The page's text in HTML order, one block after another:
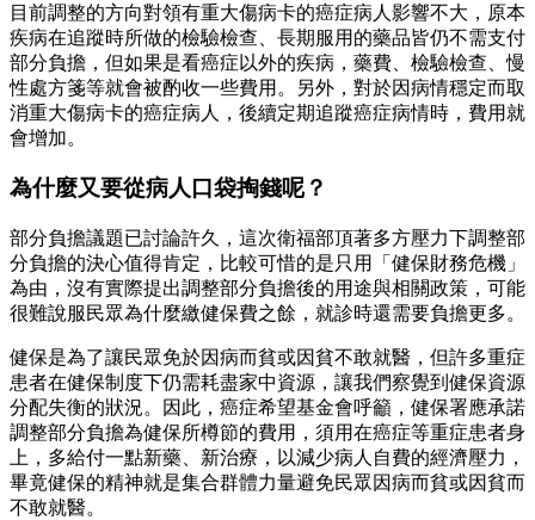
目前調整的方向對領有重大傷病卡的癌症病人影響不大，原本
疾病在追蹤時所做的檢驗檢查、長期服用的藥品皆仍不需支付
部分負擔，但如果是看癌症以外的疾病，藥費、檢驗檢查、慢
性處方箋等就會被酌收一些費用。另外，對於因病情穩定而取
消重大傷病卡的癌症病人，後續定期追蹤癌症病情時，費用就
會增加。
為什麼又要從病人口袋掏錢呢？
部分負擔議題已討論許久，這次衛福部頂著多方壓力下調整部
分負擔的決心值得肯定，比較可惜的是只用「健保財務危機」
為由，沒有實際提出調整部分負擔後的用途與相關政策，可能
很難說服民眾為什麼繳健保費之餘，就診時還需要負擔更多。
健保是為了讓民眾免於因病而貧或因貧不敢就醫，但許多重症
患者在健保制度下仍需耗盡家中資源，讓我們察覺到健保資源
分配失衡的狀況。因此，癌症希望基金會呼籲，健保署應承諾
調整部分負擔為健保所樽節的費用，須用在癌症等重症患者身
上，多給付一點新藥、新治療，以減少病人自費的經濟壓力，
畢竟健保的精神就是集合群體力量避免民眾因病而貧或因貧而
不敢就醫。